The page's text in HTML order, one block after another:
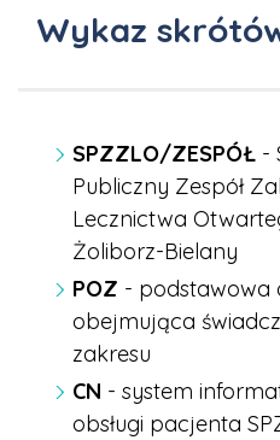
Wykaz
SPZZLO/ZESPÓŁ -
Publiczny Zespół
Lecznictwa
Żoliborz-Bielany
POZ - podstawowa
obejmująca
zakresu
CN - system
obsługi pacjenta